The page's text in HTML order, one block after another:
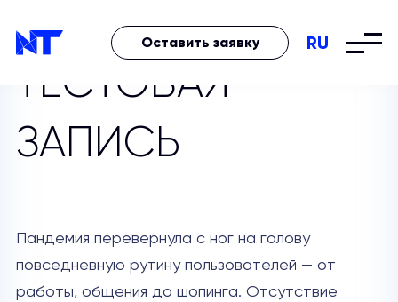
RU
Оставить заявку
ТЕСТОВАЯ
ЗАПИСЬ
Пандемия перевернула с ног на голову
повседневную рутину пользователей — от
работы, общения до шопинга. Отсутствие